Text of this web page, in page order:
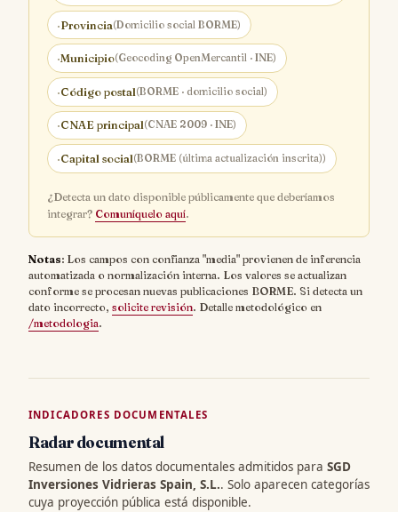
·Provincia(Domicilio social BORME)
·Municipio(Geocoding OpenMercantil · INE)
·Código postal(BORME · domicilio social)
·CNAE principal(CNAE 2009 · INE)
·Capital social(BORME (última actualización inscrita))
¿Detecta un dato disponible públicamente que deberíamos
integrar? Comuníquelo aquí.
Notas: Los campos con confianza "media" provienen de inferencia
automatizada o normalización interna. Los valores se actualizan
conforme se procesan nuevas publicaciones BORME. Si detecta un
dato incorrecto, solicite revisión. Detalle metodológico en
/metodologia.
INDICADORES DOCUMENTALES
Radar documental
Resumen de los datos documentales admitidos para SGD
Inversiones Vidrieras Spain, S.L.. Solo aparecen categorías
cuya proyección pública está disponible.